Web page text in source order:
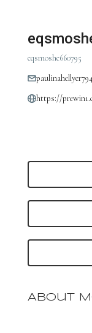
eqsmoshe660795
https://
About